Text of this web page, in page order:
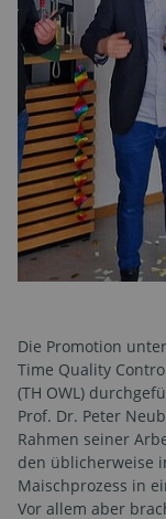
Die Promotion
Time Quality
(TH OWL)
Prof. Dr. Peter
Rahmen seiner
den üblicherweise
Maischprozess in
Vor allem aber